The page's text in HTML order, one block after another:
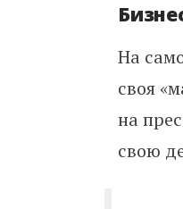
На
своя
на
свою